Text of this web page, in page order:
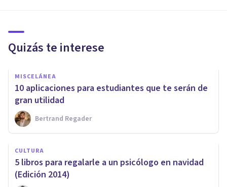
Quizás te interese
MISCELÁNEA
10 aplicaciones para estudiantes que te serán de
gran utilidad
Bertrand Regader
CULTURA
5 libros para regalarle a un psicólogo en navidad
(Edición 2014)